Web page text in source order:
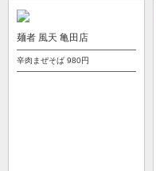
麺者 風天 亀田店
辛肉まぜそば 980円